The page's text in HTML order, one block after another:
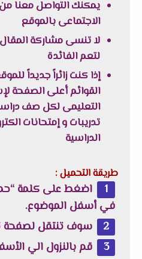
يمكنك التواصل معنا
الاجتماعى بالموقع
لا تنسى مشاركة المقال
لتعم الفائدة
إذا كنت زائراً جديداً
القوائم أعلى الصفحة
التعليمى لكل صف
تدريبات و إمتحانات
الدراسية
طريقة التحميل :
اضغط على كلمة
في أسفل الموضوع.
سوف تنتقل لصفحة
قم بالنزول الي